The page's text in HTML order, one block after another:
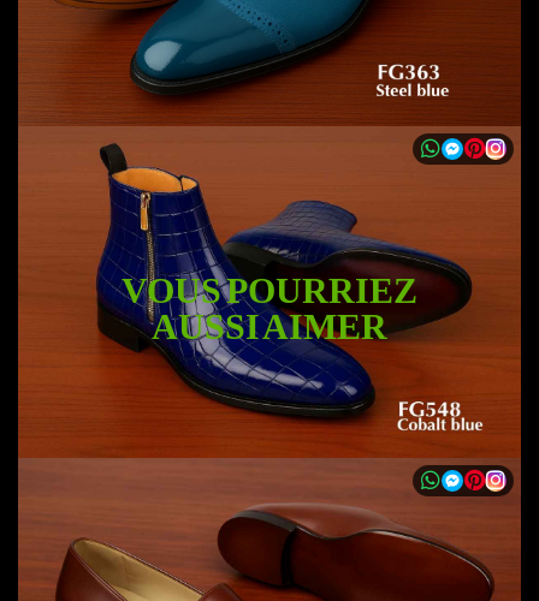
VOUS POURRIEZ
AUSSI AIMER